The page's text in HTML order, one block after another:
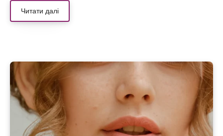
Читати далі